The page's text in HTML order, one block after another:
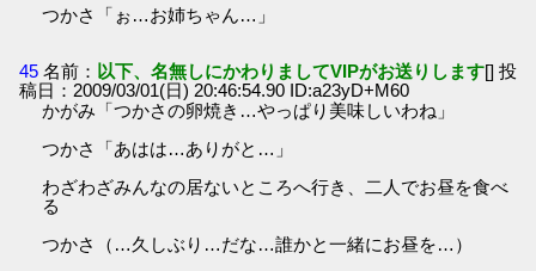
つかさ「ぉ…お姉ちゃん…」
45 名前： 以下、名無しにかわりましてVIPがお送りします[] 投
稿日：2009/03/01(日) 20:46:54.90 ID:a23yD+M60
かがみ「つかさの卵焼き…やっぱり美味しいわね」
つかさ「あはは…ありがと…」
わざわざみんなの居ないところへ行き、二人でお昼を食べ
る
つかさ（…久しぶり…だな…誰かと一緒にお昼を…）